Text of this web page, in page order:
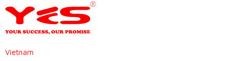
Vietnam